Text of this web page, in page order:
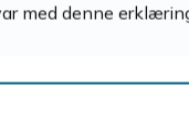
med denne